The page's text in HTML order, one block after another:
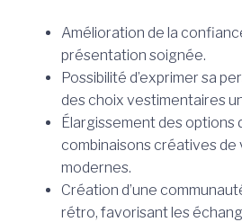
Amélioration de la
présentation soignée.
Possibilité d’exprimer sa
des choix vestimentaires
Élargissement des options
combinaisons créatives
modernes.
Création d’une
rétro, favorisant les